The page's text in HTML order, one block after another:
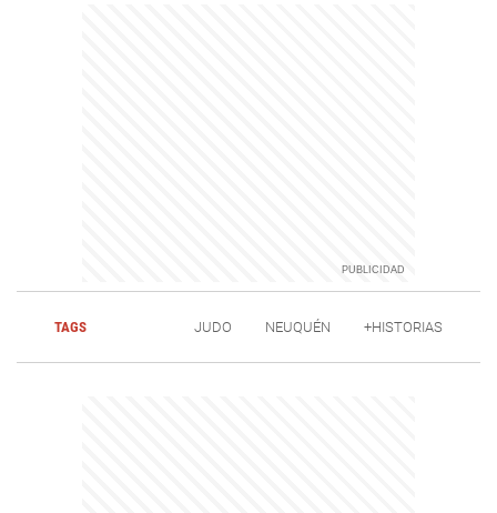
TAGS JUDO NEUQUÉN +HISTORIAS